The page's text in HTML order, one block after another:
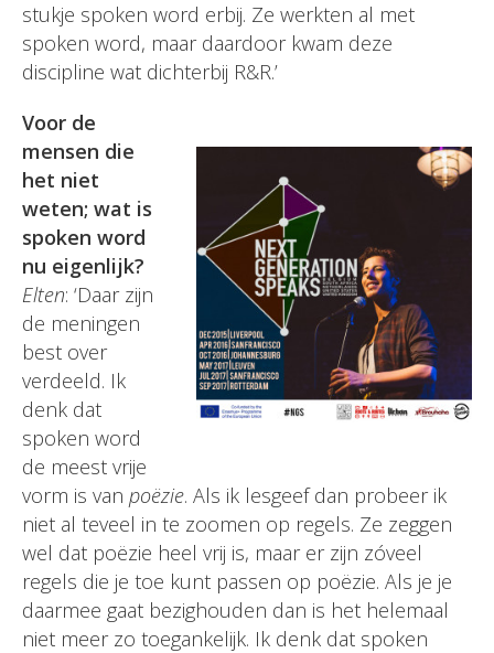
stukje spoken word erbij. Ze werkten al met
spoken word, maar daardoor kwam deze
discipline wat dichterbij R&R.’
Voor de
mensen die
het niet
weten; wat is
spoken word
nu eigenlijk?
Elten: ‘Daar zijn
de meningen
best over
verdeeld. Ik
denk dat
spoken word
de meest vrije
vorm is van poëzie. Als ik lesgeef dan probeer ik
niet al teveel in te zoomen op regels. Ze zeggen
wel dat poëzie heel vrij is, maar er zijn zóveel
regels die je toe kunt passen op poëzie. Als je je
daarmee gaat bezighouden dan is het helemaal
niet meer zo toegankelijk. Ik denk dat spoken